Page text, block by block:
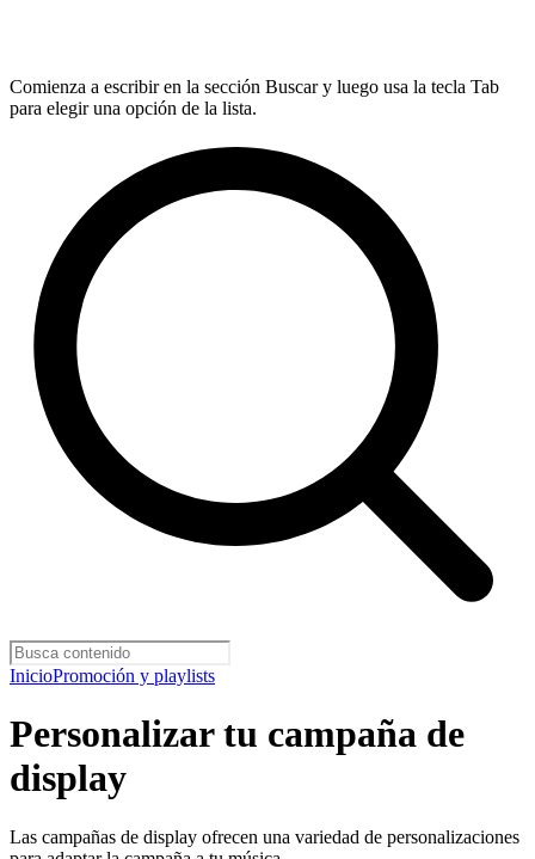
Comienza a escribir en la sección Buscar y luego usa la tecla Tab
para elegir una opción de la lista.
InicioPromoción y playlists
Personalizar tu campaña de
display
Las campañas de display ofrecen una variedad de personalizaciones